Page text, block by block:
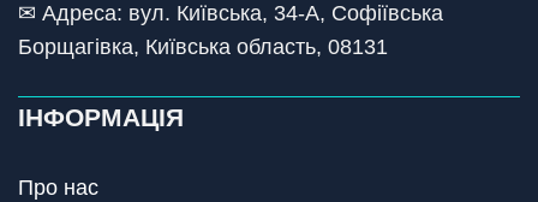
✉ Адреса: вул. Київська, 34-А, Софіївська
Борщагівка, Київська область, 08131
ІНФОРМАЦІЯ
Про нас